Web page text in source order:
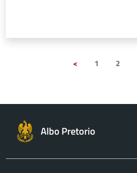
< 1 2
Albo Pretorio